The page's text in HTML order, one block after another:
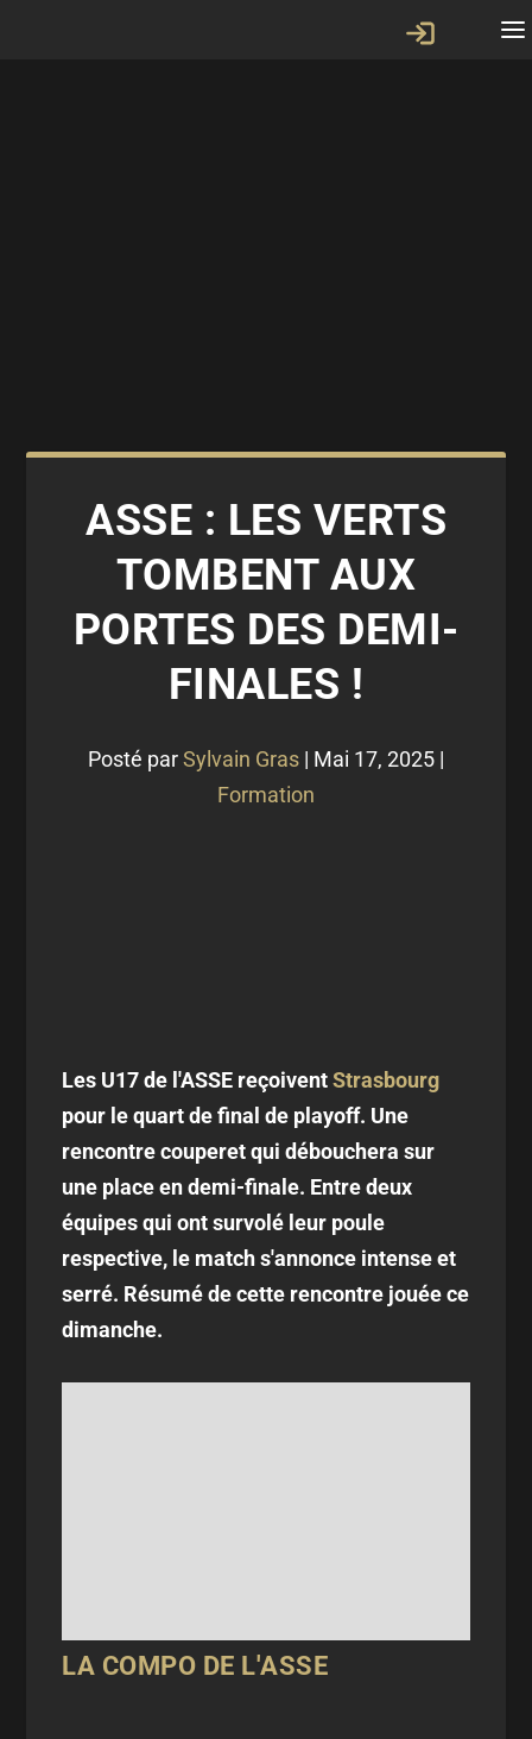
ASSE : LES VERTS
TOMBENT AUX
PORTES DES DEMI-
FINALES !
Posté parSylvain Gras | Mai 17, 2025 |
Formation
Les U17 de l'ASSE reçoiventStrasbourg
pour le quart de final de playoff. Une
rencontre couperet qui débouchera sur
une place en demi-finale. Entre deux
équipes qui ont survolé leur poule
respective, le match s'annonce intense et
serré. Résumé de cette rencontre jouée ce
dimanche.
LA COMPO DE L'ASSE